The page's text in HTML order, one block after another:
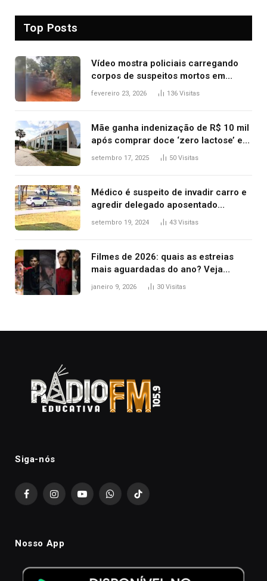
Top Posts
Vídeo mostra policiais carregando
corpos de suspeitos mortos em
confronto dentro de caminhonete
fevereiro 23, 2026 136 Visitas
Mãe ganha indenização de R$ 10 mil
após comprar doce ‘zero lactose’ e
filha ter reação alérgica grave
setembro 17, 2025 50 Visitas
Médico é suspeito de invadir carro e
agredir delegado aposentado
durante confusão no trânsito
setembro 19, 2024 43 Visitas
Filmes de 2026: quais as estreias
mais aguardadas do ano? Veja
principais lançamentos do cinema
janeiro 9, 2026 30 Visitas
Siga-nós
FacebookInstagramYouTubeWhatsAppTikTok
Nosso App